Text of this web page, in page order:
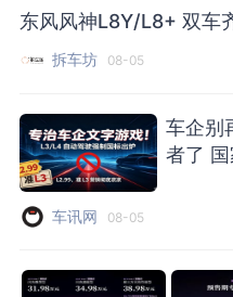
东风风神L8Y/L8+ 双车
拆车坊 08-05
车企别
者了
车讯网 08-05